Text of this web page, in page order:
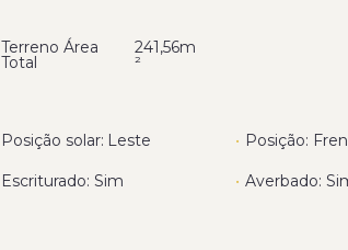
Terreno Área
Total
241,56m
²
Posição solar: Leste • Posição:
Escriturado: Sim • Averbado: